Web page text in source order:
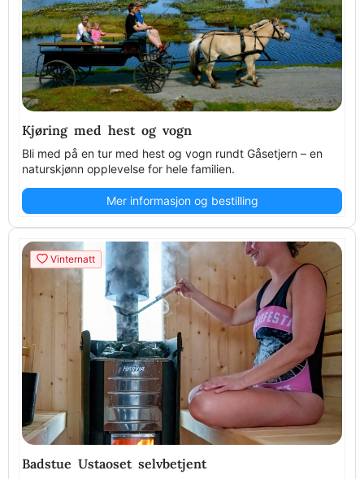
Kjøring med hest og vogn
Bli med på en tur med hest og vogn rundt Gåsetjern – en
naturskjønn opplevelse for hele familien.
Mer informasjon og bestilling
Vinternatt
Badstue Ustaoset selvbetjent